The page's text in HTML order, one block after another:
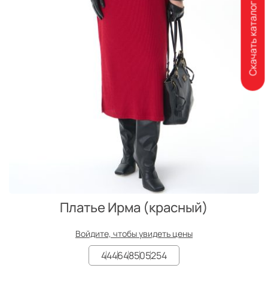
Платье Ирма (красный)
Войдите, чтобы увидеть цены
444648505254
Скачать каталог